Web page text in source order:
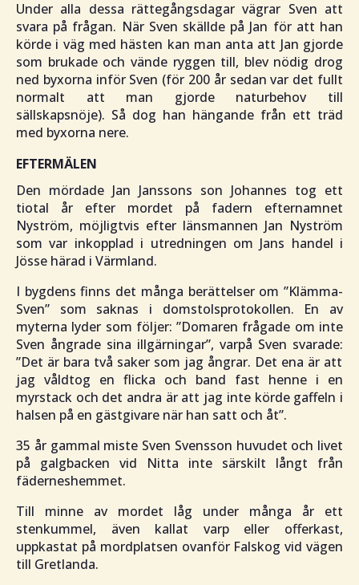
Under alla dessa rättegångsdagar vägrar Sven att
svara på frågan. När Sven skällde på Jan för att han
körde i väg med hästen kan man anta att Jan gjorde
som brukade och vände ryggen till, blev nödig drog
ned byxorna inför Sven (för 200 år sedan var det fullt
normalt att man gjorde naturbehov till
sällskapsnöje). Så dog han hängande från ett träd
med byxorna nere.
EFTERMÄLEN
Den mördade Jan Janssons son Johannes tog ett
tiotal år efter mordet på fadern efternamnet
Nyström, möjligtvis efter länsmannen Jan Nyström
som var inkopplad i utredningen om Jans handel i
Jösse härad i Värmland.
I bygdens finns det många berättelser om ”Klämma-
Sven” som saknas i domstolsprotokollen. En av
myterna lyder som följer: ”Domaren frågade om inte
Sven ångrade sina illgärningar”, varpå Sven svarade:
”Det är bara två saker som jag ångrar. Det ena är att
jag våldtog en flicka och band fast henne i en
myrstack och det andra är att jag inte körde gaffeln i
halsen på en gästgivare när han satt och åt”.
35 år gammal miste Sven Svensson huvudet och livet
på galgbacken vid Nitta inte särskilt långt från
fäderneshemmet.
Till minne av mordet låg under många år ett
stenkummel, även kallat varp eller offerkast,
uppkastat på mordplatsen ovanför Falskog vid vägen
till Gretlanda.